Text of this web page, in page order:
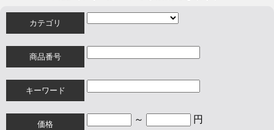
カテゴリ
商品番号
キーワード
価格 ～ 円